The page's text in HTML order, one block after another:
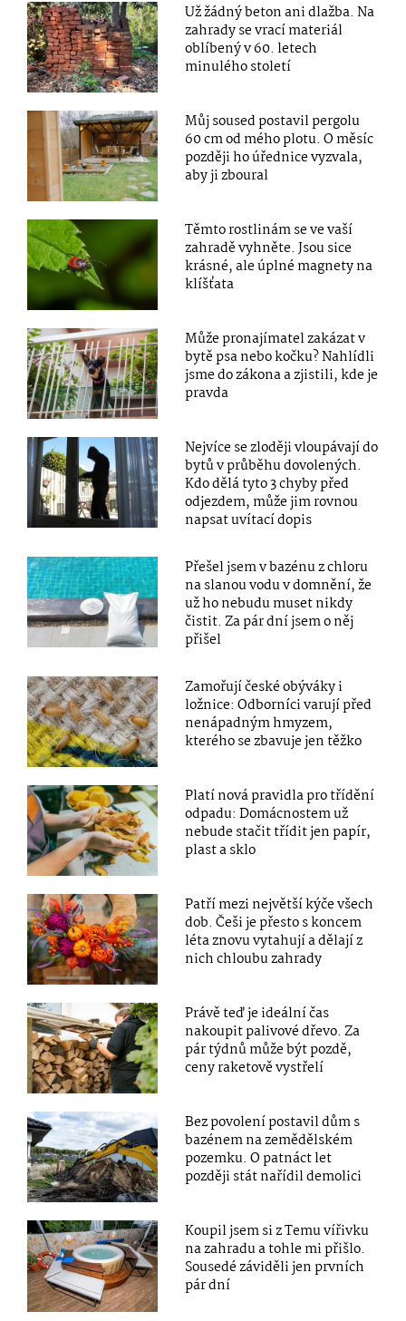
Už žádný beton ani dlažba. Na
zahrady se vrací materiál
oblíbený v 60. letech
minulého století
Můj soused postavil pergolu
60 cm od mého plotu. O měsíc
později ho úřednice vyzvala,
aby ji zboural
Těmto rostlinám se ve vaší
zahradě vyhněte. Jsou sice
krásné, ale úplné magnety na
klíšťata
Může pronajímatel zakázat v
bytě psa nebo kočku? Nahlídli
jsme do zákona a zjistili, kde je
pravda
Nejvíce se zloději vloupávají do
bytů v průběhu dovolených.
Kdo dělá tyto 3 chyby před
odjezdem, může jim rovnou
napsat uvítací dopis
Přešel jsem v bazénu z chloru
na slanou vodu v domnění, že
už ho nebudu muset nikdy
čistit. Za pár dní jsem o něj
přišel
Zamořují české obýváky i
ložnice: Odborníci varují před
nenápadným hmyzem,
kterého se zbavuje jen těžko
Platí nová pravidla pro třídění
odpadu: Domácnostem už
nebude stačit třídit jen papír,
plast a sklo
Patří mezi největší kýče všech
dob. Češi je přesto s koncem
léta znovu vytahují a dělají z
nich chloubu zahrady
Právě teď je ideální čas
nakoupit palivové dřevo. Za
pár týdnů může být pozdě,
ceny raketově vystřelí
Bez povolení postavil dům s
bazénem na zemědělském
pozemku. O patnáct let
později stát nařídil demolici
Koupil jsem si z Temu vířivku
na zahradu a tohle mi přišlo.
Sousedé záviděli jen prvních
pár dní